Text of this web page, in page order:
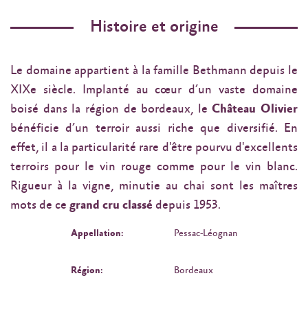
Histoire et origine
Le domaine appartient à la famille Bethmann depuis le
XIXe siècle. Implanté au cœur d’un vaste domaine
boisé dans la région de bordeaux, leChâteau Olivier
bénéficie d’un terroir aussi riche que diversifié. En
effet, il a la particularité rare d'être pourvu d'excellents
terroirs pour le vin rouge comme pour le vin blanc.
Rigueur à la vigne, minutie au chai sont les maîtres
mots de ce grand cru classé depuis 1953.
Appellation: Pessac-Léognan
Région: Bordeaux